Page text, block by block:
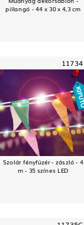
pillangó - 44 x 30 x 4,3 cm
11734
Szolár fényfüzér - zászló - 4
m - 35 színes LED